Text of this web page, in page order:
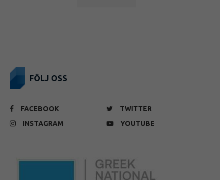
FÖLJ OSS
FACEBOOK
TWITTER
INSTAGRAM
YOUTUBE